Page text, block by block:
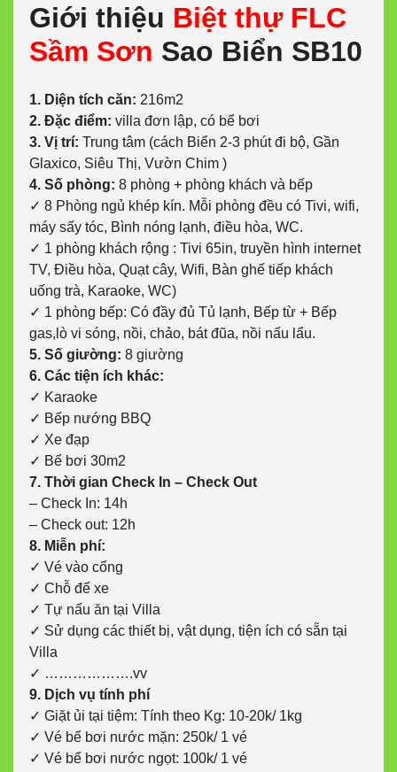
Giới thiệu Biệt thự FLC
Sầm Sơn Sao Biển SB10
1. Diện tích căn: 216m2
2. Đặc điểm: villa đơn lập, có bể bơi
3. Vị trí: Trung tâm (cách Biển 2-3 phút đi bộ, Gần
Glaxico, Siêu Thị, Vườn Chim )
4. Số phòng: 8 phòng + phòng khách và bếp
✓ 8 Phòng ngủ khép kín. Mỗi phòng đều có Tivi, wifi,
máy sấy tóc, Bình nóng lạnh, điều hòa, WC.
✓ 1 phòng khách rộng : Tivi 65in, truyền hình internet
TV, Điều hòa, Quạt cây, Wifi, Bàn ghế tiếp khách
uống trà, Karaoke, WC)
✓ 1 phòng bếp: Có đầy đủ Tủ lạnh, Bếp từ + Bếp
gas,lò vi sóng, nồi, chảo, bát đũa, nồi nấu lẩu.
5. Số giường: 8 giường
6. Các tiện ích khác:
✓ Karaoke
✓ Bếp nướng BBQ
✓ Xe đạp
✓ Bể bơi 30m2
7. Thời gian Check In – Check Out
– Check In: 14h
– Check out: 12h
8. Miễn phí:
✓ Vé vào cổng
✓ Chỗ để xe
✓ Tự nấu ăn tại Villa
✓ Sử dụng các thiết bị, vật dụng, tiện ích có sẵn tại
Villa
✓ ……………….vv
9. Dịch vụ tính phí
✓ Giặt ủi tại tiệm: Tính theo Kg: 10-20k/ 1kg
✓ Vé bể bơi nước mặn: 250k/ 1 vé
✓ Vé bể bơi nước ngọt: 100k/ 1 vé